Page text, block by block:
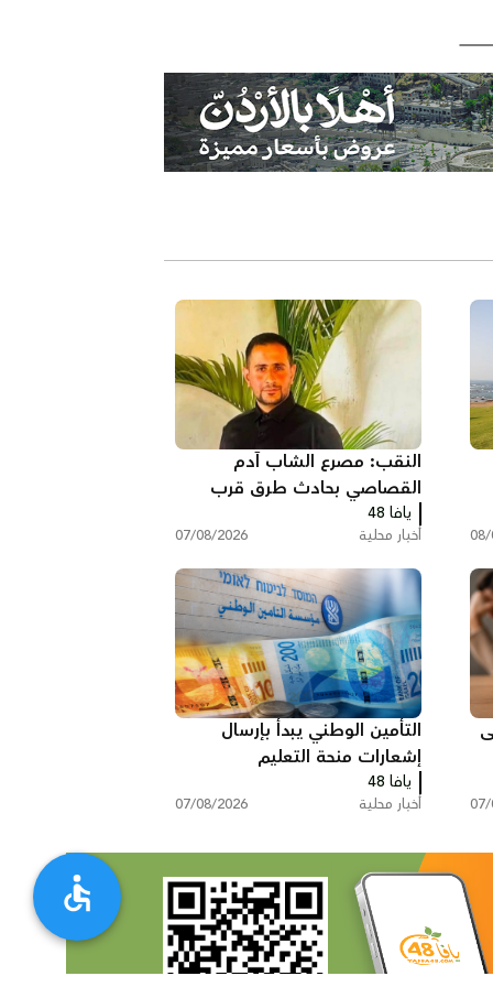
النقب: مصرع الشاب آدم
القصاصي بحادث طرق قرب
حورة
يافا 48
أخبار محلية 07/08/2026
التأمين الوطني يبدأ بإرسال
إشعارات منحة التعليم
يافا 48
أخبار محلية 07/08/2026